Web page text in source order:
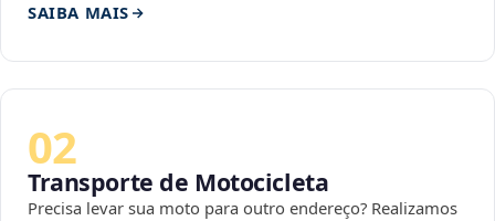
SAIBA MAIS
02
Transporte de Motocicleta
Precisa levar sua moto para outro endereço? Realizamos